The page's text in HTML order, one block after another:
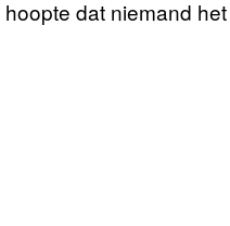
dat niemand